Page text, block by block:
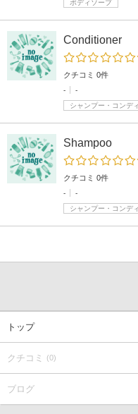
ボディソープ
Conditioner
クチコミ 0件
-
-
シャンプー・コンデ
Shampoo
クチコミ 0件
-
-
シャンプー・コンデ
トップ
クチコミ (0)
ブログ